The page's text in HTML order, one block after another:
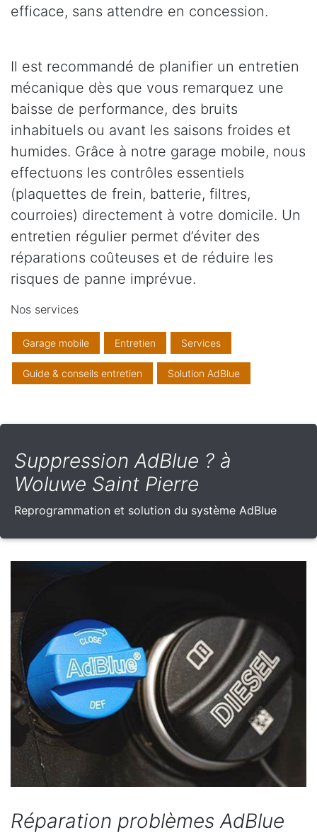
efficace, sans attendre en concession.
Il est recommandé de planifier un entretien
mécanique dès que vous remarquez une
baisse de performance, des bruits
inhabituels ou avant les saisons froides et
humides. Grâce à notre garage mobile, nous
effectuons les contrôles essentiels
(plaquettes de frein, batterie, filtres,
courroies) directement à votre domicile. Un
entretien régulier permet d’éviter des
réparations coûteuses et de réduire les
risques de panne imprévue.
Nos services
Garage mobile Entretien Services
Guide & conseils entretien Solution AdBlue
Suppression AdBlue ? à
Woluwe Saint Pierre
Reprogrammation et solution du système AdBlue
Réparation problèmes AdBlue